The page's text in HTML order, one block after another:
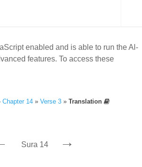
enabled and is able to run the Al-
features. To access these
Chapter 14 »Verse 3 »Translation
Sura 14 →